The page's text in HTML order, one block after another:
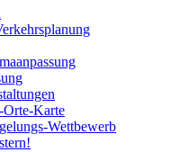
Karte
Wettbewerb